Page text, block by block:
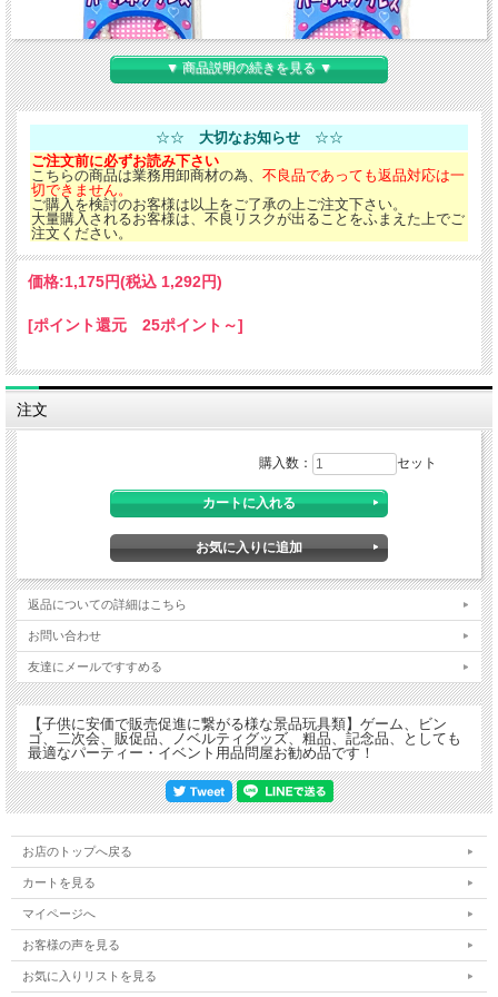
綺麗でお洒落なネックレス！！
■2色アソート。1個あたり単価税別47円。
▼ 商品説明の続きを見る ▼
☆☆ 大切なお知らせ☆☆
ご注文前に必ずお読み下さい
こちらの商品は業務用卸商材の為、 不良品であっても返品対応は一
切できません。
ご購入を検討のお客様は以上をご了承の上ご注文下さい。
大量購入されるお客様は、不良リスクが出ることをふまえた上でご
注文ください。
価格:1,175円(税込 1,292円)
[ポイント還元 25ポイント～]
注文
購入数： セット
返品についての詳細はこちら
お問い合わせ
友達にメールですすめる
【子供に安価で販売促進に繋がる様な景品玩具類】ゲーム、ビン
ゴ、二次会、販促品、ノベルティグッズ、粗品、記念品、としても
最適なパーティー・イベント用品問屋お勧め品です！
お店のトップへ戻る
カートを見る
マイページへ
お客様の声を見る
お気に入りリストを見る